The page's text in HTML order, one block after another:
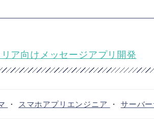
ア向けメッセージアプリ開発
・ スマホアプリエンジニア ・サーバ